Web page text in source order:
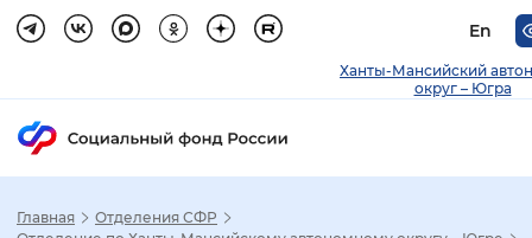
En
Ханты-Мансийский
округ – Югра
Главная
Отделения СФР